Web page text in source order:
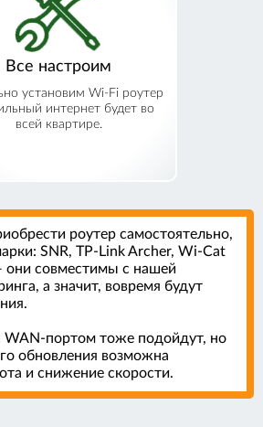
Все настроим
установим Wi-Fi роутер
интернет будет во
всей квартире.
роутер самостоятельно,
SNR, TP-Link Archer, Wi-Cat
совместимы с нашей
а значит, вовремя будут
WAN-портом тоже подойдут, но
обновления возможна
и снижение скорости.